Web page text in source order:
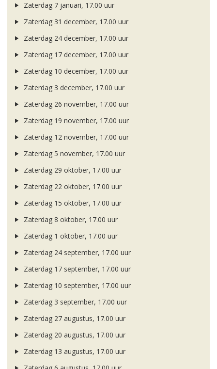
Zaterdag 7 januari, 17.00 uur
Zaterdag 31 december, 17.00 uur
Zaterdag 24 december, 17.00 uur
Zaterdag 17 december, 17.00 uur
Zaterdag 10 december, 17.00 uur
Zaterdag 3 december, 17.00 uur
Zaterdag 26 november, 17.00 uur
Zaterdag 19 november, 17.00 uur
Zaterdag 12 november, 17.00 uur
Zaterdag 5 november, 17.00 uur
Zaterdag 29 oktober, 17.00 uur
Zaterdag 22 oktober, 17.00 uur
Zaterdag 15 oktober, 17.00 uur
Zaterdag 8 oktober, 17.00 uur
Zaterdag 1 oktober, 17.00 uur
Zaterdag 24 september, 17.00 uur
Zaterdag 17 september, 17.00 uur
Zaterdag 10 september, 17.00 uur
Zaterdag 3 september, 17.00 uur
Zaterdag 27 augustus, 17.00 uur
Zaterdag 20 augustus, 17.00 uur
Zaterdag 13 augustus, 17.00 uur